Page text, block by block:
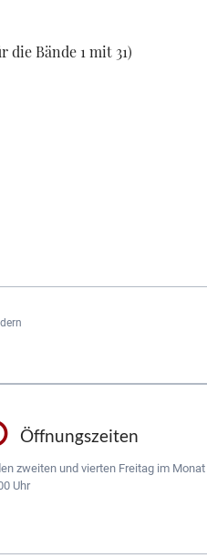
die Bände 1 mit 31)
Öffnungszeiten
zweiten und vierten Freitag im
Uhr